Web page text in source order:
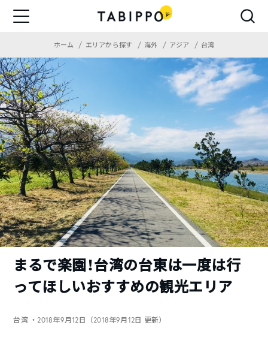
ホーム エリアから探す 海外 アジア 台湾
まるで楽園！台湾の台東は一度は行
ってほしいおすすめの観光エリア
台湾 ・2018年9月12日（2018年9月12日 更新）